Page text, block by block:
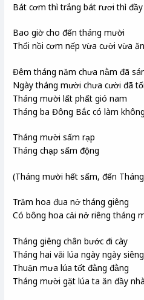
Bát cơm thì trắng bát rươi thì đầy
Bao giờ cho đến tháng mười
Thổi nồi cơm nếp vừa cười vừa ăn
Đêm tháng năm chưa nằm đã
Ngày tháng mười chưa cười đã tối
Tháng mười lất phất gió nam
Tháng ba Đông Bắc có làm
Tháng mười sấm rạp
Tháng chạp sấm động
(Tháng mười hết sấm, đến
Trăm hoa đua nở tháng giêng
Có bông hoa cải nở riêng tháng
Tháng giêng chân bước đi cày
Tháng hai vãi lúa ngày ngày
Thuận mưa lúa tốt đằng đằng
Tháng mười gặt lúa ta ăn đầy